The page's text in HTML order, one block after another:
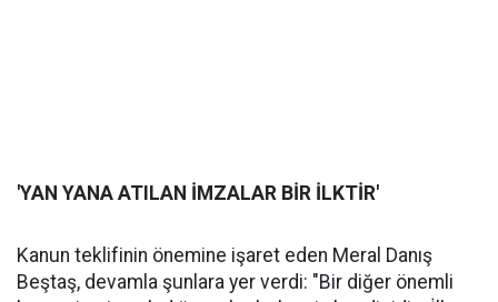
'YAN YANA ATILAN İMZALAR BİR İLKTİR'
Kanun teklifinin önemine işaret eden Meral Danış
Beştaş, devamla şunlara yer verdi: "Bir diğer önemli